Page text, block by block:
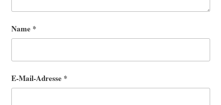
Name *
E-Mail-Adresse *